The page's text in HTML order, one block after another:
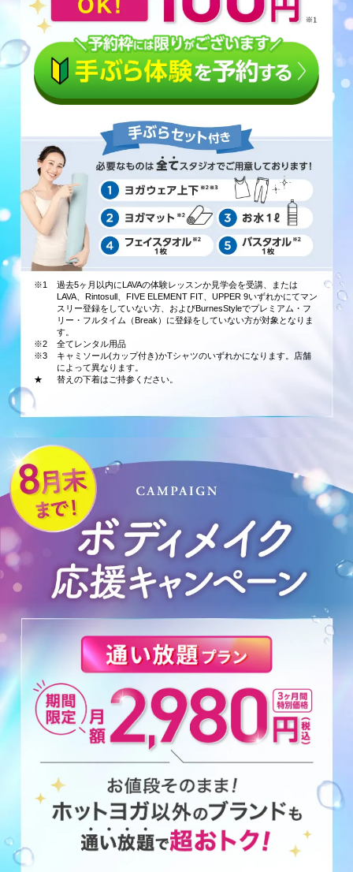
※1
過去5ヶ月以内にLAVAの体験レッスンか見学会を受講、または
LAVA、Rintosull、FIVE ELEMENT FIT、UPPER 9いずれかにてマン
スリー登録をしていない方、およびBurnesStyleでプレミアム・フ
リー・フルタイム（Break）に登録をしていない方が対象となりま
す。
※2
全てレンタル用品
※3
キャミソール(カップ付き)かTシャツのいずれかになります。店舗
によって異なります。
★
替えの下着はご持参ください。